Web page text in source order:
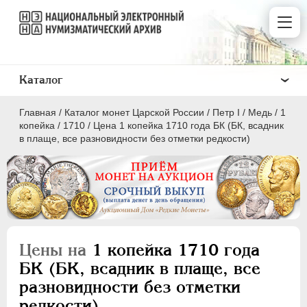
Главная / Каталог монет Царской России / Пeтр I / Медь / 1
копейка / 1710 / Цена 1 копейка 1710 года БК (БК, всадник
в плаще, все разновидности без отметки редкости)
Цены на 1 копейка 1710 года
БК (БК, всадник в плаще, все
разновидности без отметки
Каталог
ПEТР I 1699 - 1725
Серебро
Медь
5 копеек